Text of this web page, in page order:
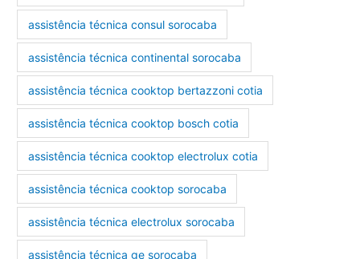
assistência técnica consul sorocaba
assistência técnica continental sorocaba
assistência técnica cooktop bertazzoni cotia
assistência técnica cooktop bosch cotia
assistência técnica cooktop electrolux cotia
assistência técnica cooktop sorocaba
assistência técnica electrolux sorocaba
assistência técnica ge sorocaba